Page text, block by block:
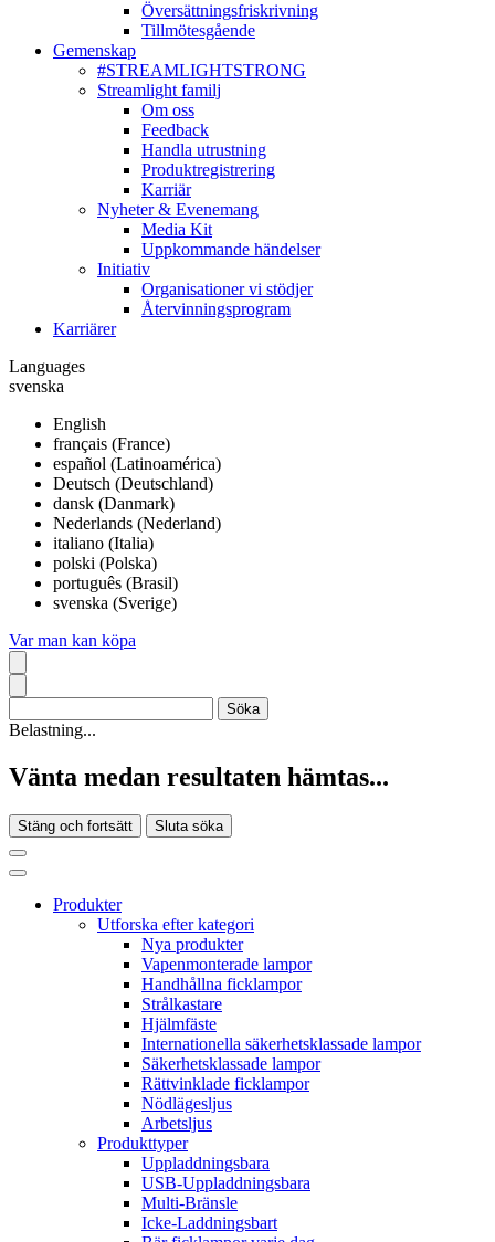
Översättningsfriskrivning
Tillmötesgående
Gemenskap
#STREAMLIGHTSTRONG
Streamlight familj
Om oss
Feedback
Handla utrustning
Produktregistrering
Karriär
Nyheter & Evenemang
Media Kit
Uppkommande händelser
Initiativ
Organisationer vi stödjer
Återvinningsprogram
Karriärer
Languages
svenska
English
français (France)
español (Latinoamérica)
Deutsch (Deutschland)
dansk (Danmark)
Nederlands (Nederland)
italiano (Italia)
polski (Polska)
português (Brasil)
svenska (Sverige)
Var man kan köpa
Belastning...
Vänta medan resultaten hämtas...
Stäng och fortsätt Sluta söka
Produkter
Utforska efter kategori
Nya produkter
Vapenmonterade lampor
Handhållna ficklampor
Strålkastare
Hjälmfäste
Internationella säkerhetsklassade lampor
Säkerhetsklassade lampor
Rättvinklade ficklampor
Nödlägesljus
Arbetsljus
Produkttyper
Uppladdningsbara
USB-Uppladdningsbara
Multi-Bränsle
Icke-Laddningsbart